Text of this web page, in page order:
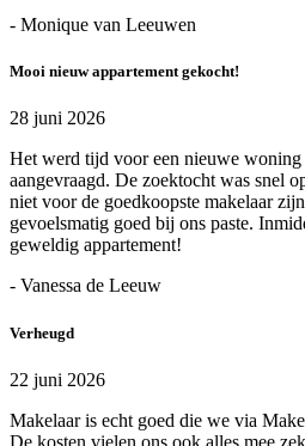
- Monique van Leeuwen
Mooi nieuw appartement gekocht!
28 juni 2026
Het werd tijd voor een nieuwe woning
aangevraagd. De zoektocht was snel
niet voor de goedkoopste makelaar
gevoelsmatig goed bij ons paste.
geweldig appartement!
- Vanessa de Leeuw
Verheugd
22 juni 2026
Makelaar is echt goed die we via
De kosten vielen ons ook alles mee